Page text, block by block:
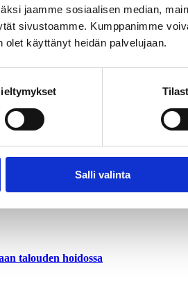
jaamme sosiaalisen median,
sivustoamme. Kumppanimme
olet käyttänyt heidän palvelujaan.
Salli valinta
pitää vanhustenhuoltoa
talouden hoidossa